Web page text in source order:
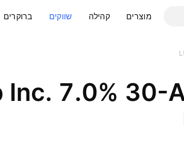
מוצרים קהילה שווקים ברוקרים